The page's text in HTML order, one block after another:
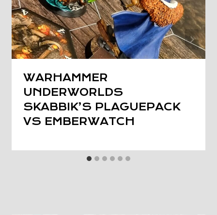
WARHAMMER
UNDERWORLDS
SKABBIK’S PLAGUEPACK
VS EMBERWATCH